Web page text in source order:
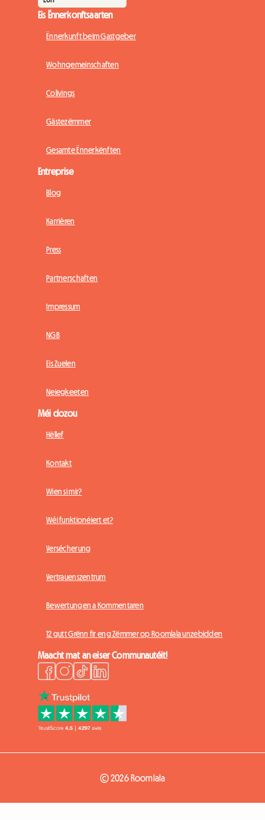
Eis Ënnerkonftsaarten
Ënnerkunft beim Gastgeber
Wohngemeinschaften
Colivings
Gästezëmmer
Gesamte Ënnerkënften
Entreprise
Blog
Karrièren
Press
Partnerschaften
Impressum
NGB
Eis Zuelen
Neiegkeeten
Méi dozou
Hëllef
Kontakt
Wien si mir?
Wéi funktionéiert et?
Versécherung
Vertrauenszentrum
Bewertungen a Kommentaren
12 gutt Grënn fir eng Zëmmer op Roomlala unzebidden
Maacht mat an eiser Communautéit!
© 2026 Roomlala